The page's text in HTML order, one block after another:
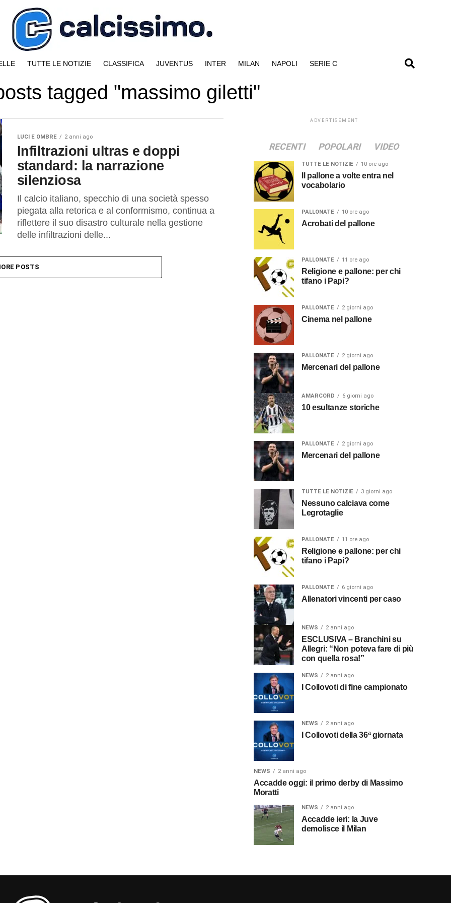
TUTTE LE NOTIZIE CLASSIFICA JUVENTUS INTER MILAN NAPOLI SERIE C
tagged "massimo giletti"
LUCI E OMBRE 2 anni ago
Infiltrazioni ultras e doppi
standard: la narrazione
silenziosa
Il calcio italiano, specchio di una società spesso
piegata alla retorica e al conformismo, continua a
riflettere il suo disastro culturale nella gestione
delle infiltrazioni delle...
POSTS
ADVERTISEMENT
RECENTI POPOLARI VIDEO
TUTTE LE NOTIZIE 10 ore ago
Il pallone a volte entra nel
vocabolario
PALLONATE 10 ore ago
Acrobati del pallone
PALLONATE 11 ore ago
Religione e pallone: per chi
tifano i Papi?
PALLONATE 2 giorni ago
Cinema nel pallone
PALLONATE 2 giorni ago
Mercenari del pallone
AMARCORD 6 giorni ago
10 esultanze storiche
PALLONATE 2 giorni ago
Mercenari del pallone
TUTTE LE NOTIZIE 3 giorni ago
Nessuno calciava come
Legrotaglie
PALLONATE 11 ore ago
Religione e pallone: per chi
tifano i Papi?
PALLONATE 6 giorni ago
Allenatori vincenti per caso
NEWS 2 anni ago
ESCLUSIVA – Branchini su
Allegri: “Non poteva fare di più
con quella rosa!”
NEWS 2 anni ago
I Collovoti di fine campionato
NEWS 2 anni ago
I Collovoti della 36ª giornata
NEWS 2 anni ago
Accadde oggi: il primo derby di Massimo
Moratti
NEWS 2 anni ago
Accadde ieri: la Juve
demolisce il Milan